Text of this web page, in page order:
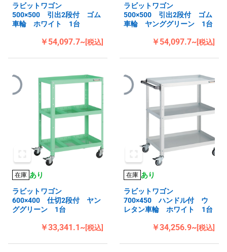
ラビットワゴン
500×500 引出2段付 ゴム
車輪 ホワイト 1台
￥54,097.7~[税込]
ラビットワゴン
500×500 引出2段付 ゴム
車輪 ヤンググリーン 1台
￥54,097.7~[税込]
在庫 あり
ラビットワゴン
600×400 仕切2段付 ヤン
ググリーン 1台
￥33,341.1~[税込]
在庫 あり
ラビットワゴン
700×450 ハンドル付 ウ
レタン車輪 ホワイト 1台
￥34,256.9~[税込]